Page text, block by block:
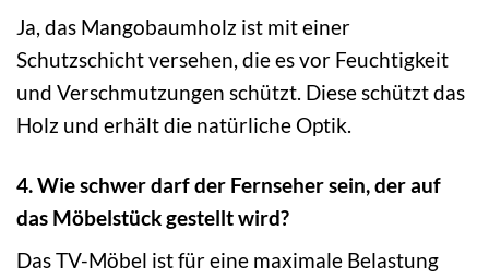
Ja, das Mangobaumholz ist mit einer
Schutzschicht versehen, die es vor Feuchtigkeit
und Verschmutzungen schützt. Diese schützt das
Holz und erhält die natürliche Optik.
4. Wie schwer darf der Fernseher sein, der auf
das Möbelstück gestellt wird?
Das TV-Möbel ist für eine maximale Belastung